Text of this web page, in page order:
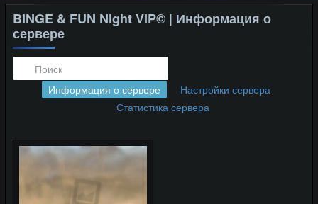
BINGE & FUN Night VIP© | Информация о
сервере
Информация о сервере
Настройки сервера
Статистика сервера